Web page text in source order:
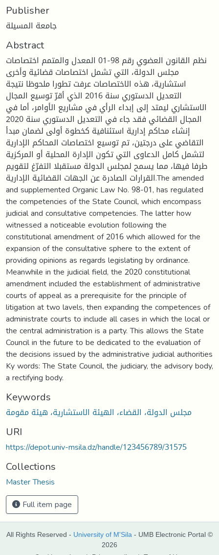
Publisher
جامعة المسيلة
Abstract
نظم القانون العضوي رقم 98-01 المعدل والمتمم اختصاصات
مجلس الدولة، التي تشمل اختصاصات قضائية وأخرى
استشارية، هذه الاختصاصات عرفت تطورا ملحوظا نتيجة
التعديل الدستوري سنة 2016 الذي أقرّ توسيع المجال
الاستشاري ليمتد إلى إبداء الرأي في مشاريع الأوامر، أما في
المجال القضائي فقد جاء في التعديل الدستوري سنة 2020
إنشاء محاكم إدارية استئنافية كخطوة أولى لضمان مبدأ
التقاضي على درجتين، تم توسيع اختصاصات المحاكم الإدارية
لتشمل كامل الدعاوى التي تكون الإدارة المحلية أو المركزية
طرفا فيها، مما يسمح لمجلس الدولة مستقبلا التفرّغ لتقويم
القرارات الصادرة عن الجهات القضائية الإدارية.The amended
and supplemented Organic Law No. 98-01, has regulated
the competencies of the State Council, which encompass
judicial and consultative competencies. The latter how
witnessed a noticeable evolution following the
constitutional amendment of 2016 which allowed for the
expansion of the consultative sphere to the extent of
providing opinions as regards legislating by ordinance.
Meanwhile in the judicial field, the 2020 constitutional
amendment included the establishment of administrative
courts of appeal as a prerequisite for the principle of
litigation at two lavels, then expanding the competences of
administrate courts to include all cases in which the local or
the central administration is a party. This allows the State
Council in the future to be dedicated to the evaluation of
the decisions issued by the administrative judicial authorities
Ky words: The State Council, the judiciary, the advisory body,
a rectifying body.
Keywords
مجلس الدولة، القضاء، الهيئة الاستشارية، هيئة مقومة
URI
https://depot.univ-msila.dz/handle/123456789/31575
Collections
Master Thesis
Full item page
All Rights Reserved - University of M'Sila - UMB Electronic Portal ©
2026